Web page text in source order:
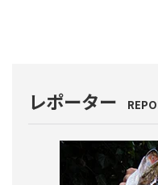
レポーター